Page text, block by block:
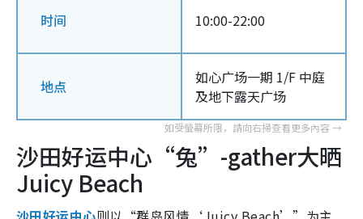
时间 10:00-22:00
地点
如心广场一期 1/F 中庭
及地下露天广场
沙田好运中心“兔”-gather大晒
Juicy Beach